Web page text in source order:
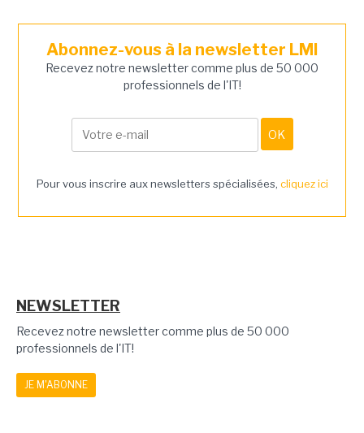
Abonnez-vous à la newsletter LMI
Recevez notre newsletter comme plus de 50 000
professionnels de l'IT!
Pour vous inscrire aux newsletters spécialisées, cliquez ici
NEWSLETTER
Recevez notre newsletter comme plus de 50 000
professionnels de l'IT!
JE M'ABONNE